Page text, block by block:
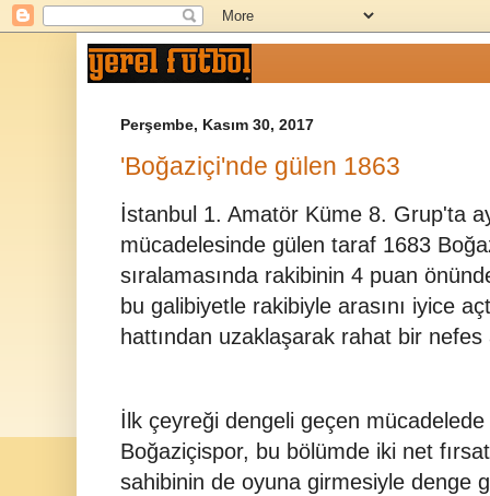
Perşembe, Kasım 30, 2017
'Boğaziçi'nde gülen 1863
İstanbul 1. Amatör Küme 8. Grup'ta
mücadelesinde gülen taraf 1683
sıralamasında rakibinin 4 puan
bu galibiyetle rakibiyle arasını iyice
hattından uzaklaşarak rahat bir nefes
İlk çeyreği dengeli geçen mücadelede
Boğaziçispor, bu bölümde iki net
sahibinin de oyuna girmesiyle denge